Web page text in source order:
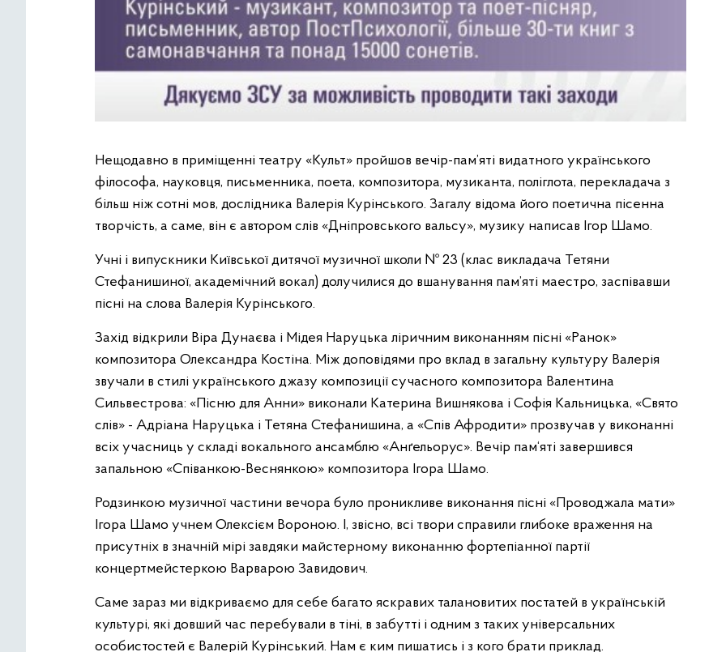
Нещодавно в приміщенні театру «Культ» пройшов вечір-пам’яті видатного українського
філософа, науковця, письменника, поета, композитора, музиканта, поліглота, перекладача з
більш ніж сотні мов, дослідника Валерія Курінського. Загалу відома його поетична пісенна
творчість, а саме, він є автором слів «Дніпровського вальсу», музику написав Ігор Шамо.
Учні і випускники Київської дитячої музичної школи № 23 (клас викладача Тетяни
Стефанишиної, академічний вокал) долучилися до вшанування пам’яті маестро, заспівавши
пісні на слова Валерія Курінського.
Захід відкрили Віра Дунаєва і Мідея Наруцька ліричним виконанням пісні «Ранок»
композитора Олександра Костіна. Між доповідями про вклад в загальну культуру Валерія
звучали в стилі українського джазу композиції сучасного композитора Валентина
Сильвестрова: «Пісню для Анни» виконали Катерина Вишнякова і Софія Кальницька, «Свято
слів» - Адріана Наруцька і Тетяна Стефанишина, а «Спів Афродити» прозвучав у виконанні
всіх учасниць у складі вокального ансамблю «Анґельорус». Вечір пам‘яті завершився
запальною «Співанкою-Веснянкою» композитора Ігора Шамо.
Родзинкою музичної частини вечора було проникливе виконання пісні «Проводжала мати»
Ігора Шамо учнем Олексієм Вороною. І, звісно, всі твори справили глибоке враження на
присутніх в значній мірі завдяки майстерному виконанню фортепіанної партії
концертмейстеркою Варварою Завидович.
Саме зараз ми відкриваємо для себе багато яскравих талановитих постатей в українській
культурі, які довший час перебували в тіні, в забутті і одним з таких універсальних
особистостей є Валерій Курінський. Нам є ким пишатись і з кого брати приклад.